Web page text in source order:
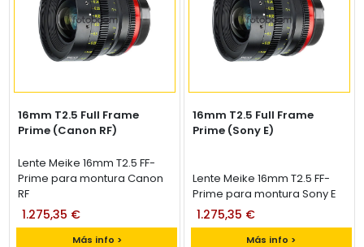
16mm T2.5 Full Frame
Prime (Canon RF)
Lente Meike 16mm T2.5 FF-
Prime para montura Canon
RF
Más info >
1.275,35 €
16mm T2.5 Full Frame
Prime (Sony E)
Lente Meike 16mm T2.5 FF-
Prime para montura Sony E
Más info >
1.275,35 €